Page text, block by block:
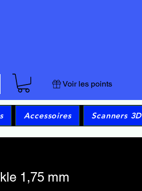
Voir les points
Accessoires Scanners 3D
1,75 mm